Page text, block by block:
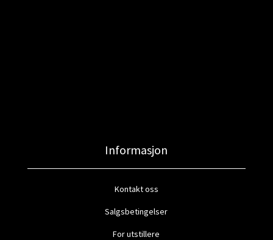
Informasjon
Kontakt oss
Salgsbetingelser
For utstillere